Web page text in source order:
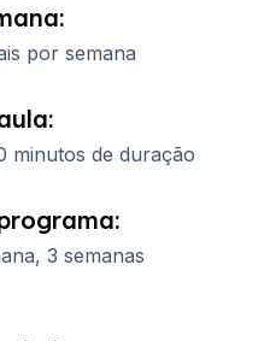
por semana
minutos de duração
3 semanas